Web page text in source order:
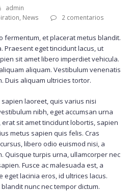
admin
, News 2 comentarios
fermentum, et placerat metus blandit.
Praesent eget tincidunt lacus, ut
sit amet libero imperdiet vehicula.
aliquam. Vestibulum venenatis
Duis aliquam ultricies tortor.
laoreet, quis varius nisi
nibh, eget accumsan urna
sit amet tincidunt lobortis, sapien
metus sapien quis felis. Cras
libero odio euismod nisi, a
Quisque turpis urna, ullamcorper nec
Fusce ac malesuada est, a
eget lacinia eros, id ultrices lacus.
nunc nec tempor dictum.